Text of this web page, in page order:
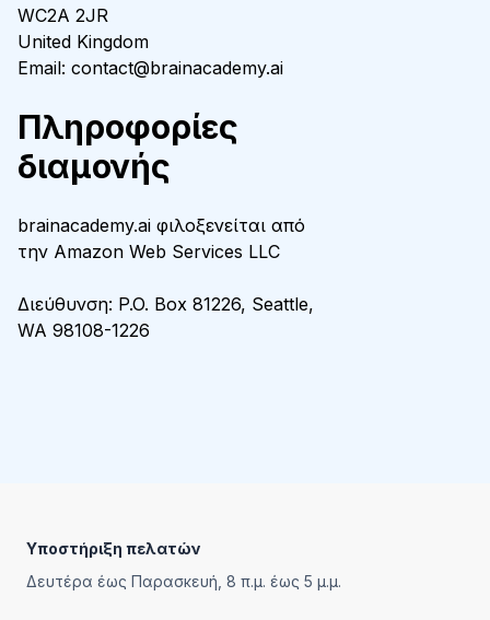
WC2A 2JR
United Kingdom
Email: contact@brainacademy.ai
Πληροφορίες
διαμονής
brainacademy.ai φιλοξενείται από
την Amazon Web Services LLC
Διεύθυνση: P.O. Box 81226, Seattle,
WA 98108-1226
Υποστήριξη πελατών
Δευτέρα έως Παρασκευή, 8 π.μ. έως 5 μ.μ.